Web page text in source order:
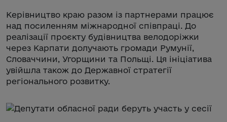
Керівництво краю разом із партнерами працює
над посиленням міжнародної співпраці. До
реалізації проєкту будівництва велодоріжки
через Карпати долучають громади Румунії,
Словаччини, Угорщини та Польщі. Ця ініціатива
увійшла також до Державної стратегії
регіонального розвитку.